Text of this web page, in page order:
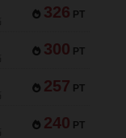
326 PT
300 PT
257 PT
240 PT